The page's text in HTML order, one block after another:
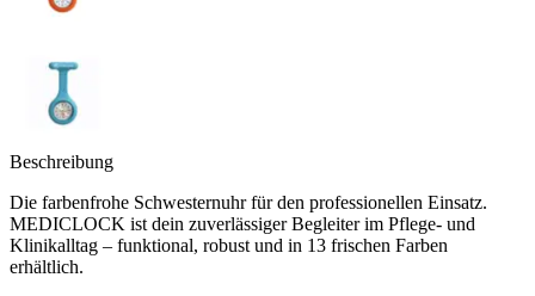
Beschreibung
Die farbenfrohe Schwesternuhr für den professionellen Einsatz.
MEDICLOCK ist dein zuverlässiger Begleiter im Pflege- und
Klinikalltag – funktional, robust und in 13 frischen Farben
erhältlich.